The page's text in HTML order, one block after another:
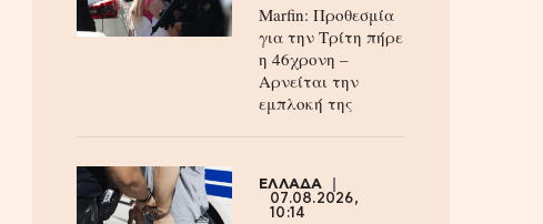
Marfin: Προθεσμία
για την Τρίτη πήρε
η 46χρονη –
Aρνείται την
εμπλοκή της
ΕΛΛΑΔΑ
07.08.2026,
10:14